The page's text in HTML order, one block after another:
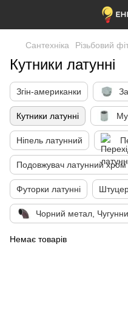
Сантехніка Різьбовий
Кутники латунні
Згін-американки
Кутники латунні
Ніпель латунний
Подовжувач латунний хром
Футорки латунні
Чорний метал,
Немає товарів